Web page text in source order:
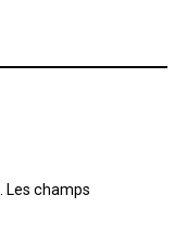
Les champs